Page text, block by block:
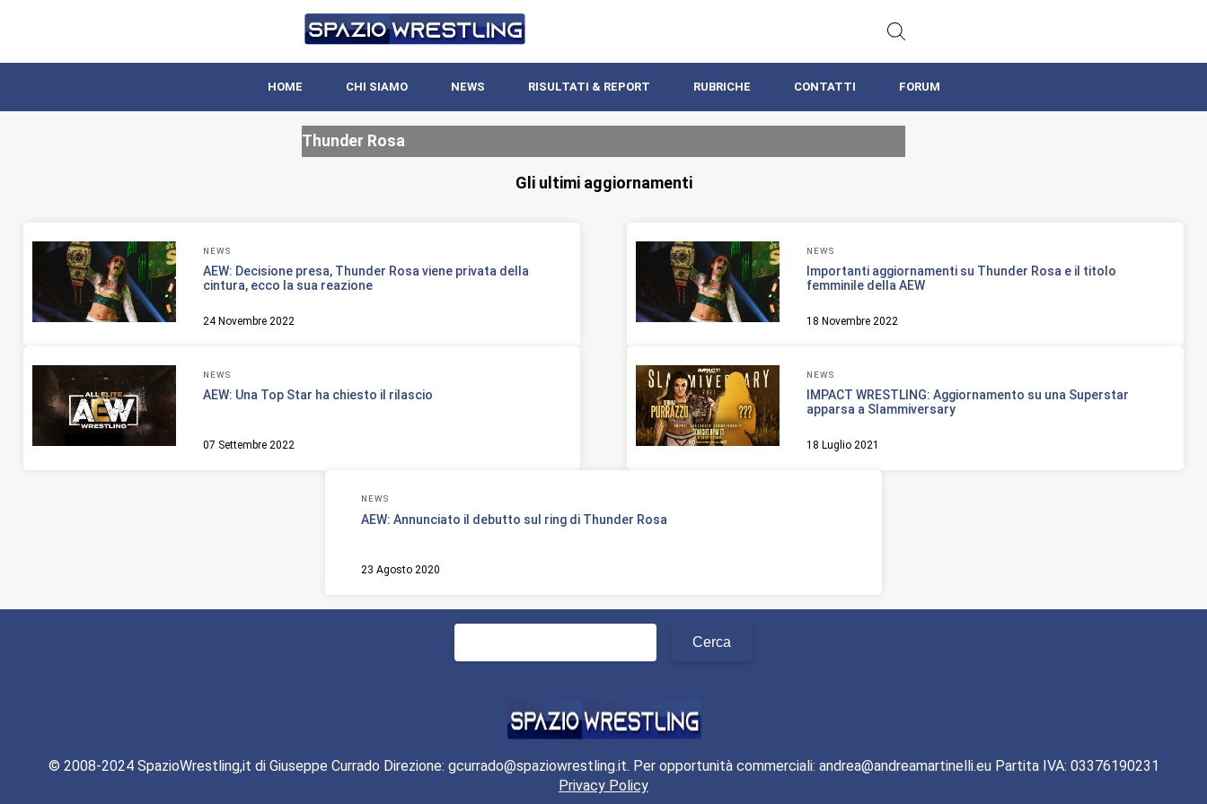
HOME CHI SIAMO NEWS RISULTATI & REPORT RUBRICHE CONTATTI FORUM
Thunder Rosa
Gli ultimi aggiornamenti
NEWS
AEW: Decisione presa, Thunder Rosa viene privata della
cintura, ecco la sua reazione
24 Novembre 2022
NEWS
Importanti aggiornamenti su Thunder Rosa e il titolo
femminile della AEW
18 Novembre 2022
NEWS
AEW: Una Top Star ha chiesto il rilascio
07 Settembre 2022
NEWS
IMPACT WRESTLING: Aggiornamento su una Superstar
apparsa a Slammiversary
18 Luglio 2021
NEWS
AEW: Annunciato il debutto sul ring di Thunder Rosa
23 Agosto 2020
Ricerca
© 2008-2024 SpazioWrestling,it di Giuseppe Currado Direzione: gcurrado@spaziowrestling.it. Per opportunità commerciali: andrea@andreamartinelli.eu Partita IVA: 03376190231
Privacy Policy